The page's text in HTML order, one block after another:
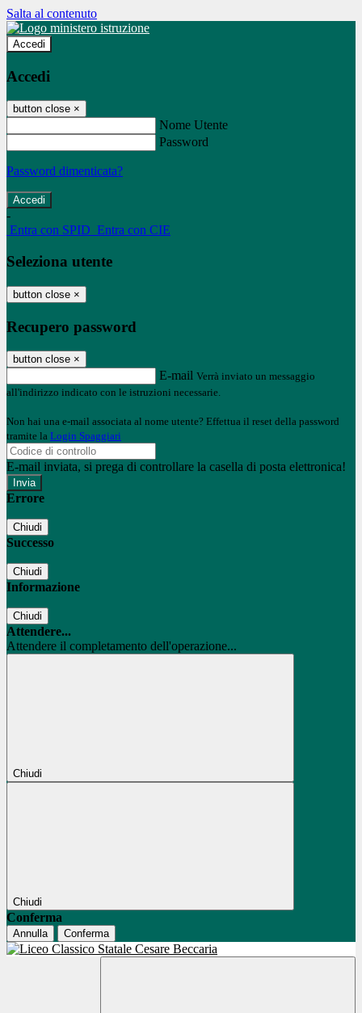
Salta al contenuto
Accedi
Accedi
button close ×
Nome Utente
Password
Password dimenticata?
-
Entra con SPID Entra con CIE
Seleziona utente
button close ×
Recupero password
button close ×
E-mail Verrà inviato un messaggio
all'indirizzo indicato con le istruzioni necessarie.
Non hai una e-mail associata al nome utente? Effettua il reset della password
tramite la Login Spaggiari
E-mail inviata, si prega di controllare la casella di posta elettronica!
Errore
Chiudi
Successo
Chiudi
Informazione
Chiudi
Attendere...
Attendere il completamento dell'operazione...
Chiudi
Chiudi
Conferma
Annulla Conferma